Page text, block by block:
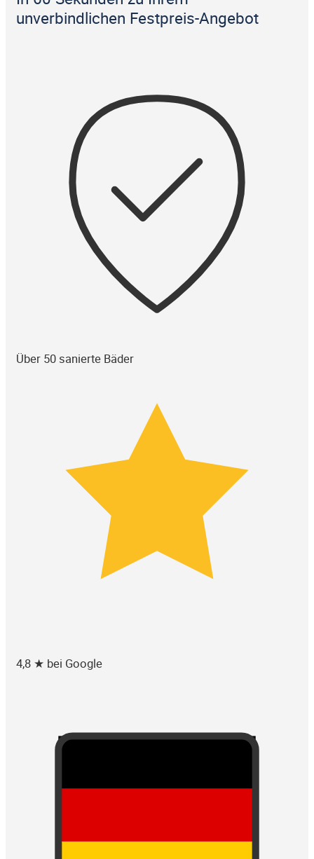
unverbindlichen Festpreis-Angebot
Über 50 sanierte Bäder
4,8 ★ bei Google